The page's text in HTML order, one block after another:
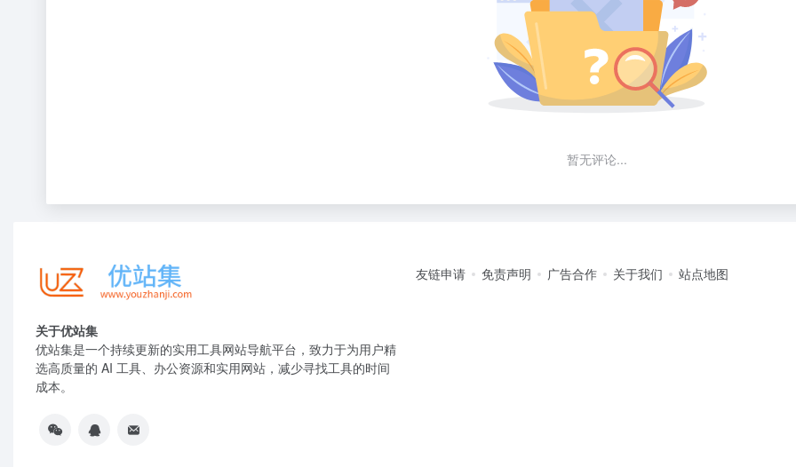
暂无评论...
关于优站集
优站集是一个持续更新的实用工具网站导航平台，致力于为用户精
选高质量的 AI 工具、办公资源和实用网站，减少寻找工具的时间
成本。
友链申请 免责声明 广告合作 关于我们 站点地图